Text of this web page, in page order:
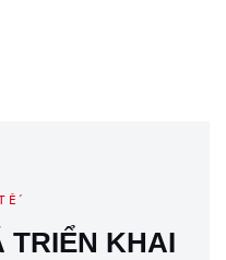
TRIỂN KHAI